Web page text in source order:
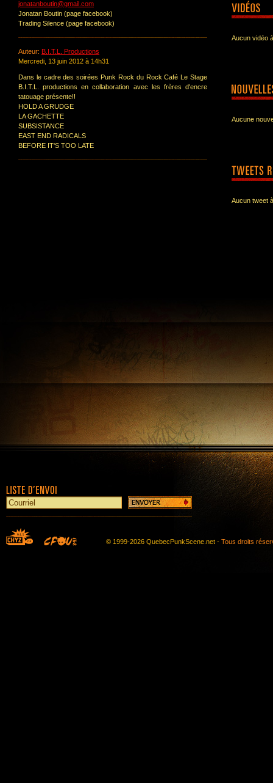
jonatanboutin@gmail.com
Jonatan Boutin (page facebook)
Trading Silence (page facebook)
Auteur: B.I.T.L. Productions
Mercredi, 13 juin 2012 à 14h31
Dans le cadre des soirées Punk Rock du Rock Café Le Stage
B.I.T.L. productions en collaboration avec les frères d'encre
tatouage présente!!
HOLD A GRUDGE
LA GACHETTE
SUBSISTANCE
EAST END RADICALS
BEFORE IT'S TOO LATE
Aucun vidéo
Aucune
Aucun tweet
© 1999-2026 QuebecPunkScene.net - Tous droits